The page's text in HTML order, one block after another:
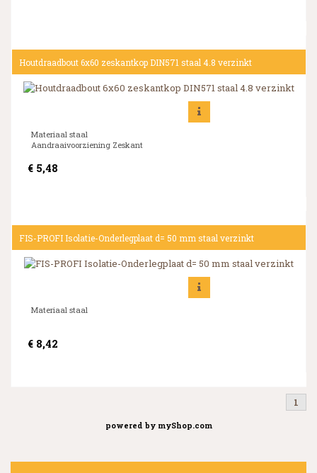
Houtdraadbout 6x60 zeskantkop DIN571 staal 4.8 verzinkt
Materiaal staal
Aandraaivoorziening Zeskant
€ 5,48
FIS-PROFI Isolatie-Onderlegplaat d= 50 mm staal verzinkt
Materiaal staal
€ 8,42
1
powered by myShop.com